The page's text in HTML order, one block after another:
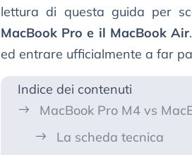
lettura di questa guida per
MacBook Pro e il MacBook Air
ed entrare ufficialmente a far
Indice dei contenuti
MacBook Pro M4 vs
La scheda tecnica